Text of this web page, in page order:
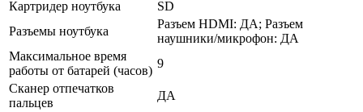
Картридер ноутбука
SD
Разъемы ноутбука
Разъем HDMI: ДА; Разъем
наушники/­микрофон: ДА
Максимальное время
работы от батарей (часов)
9
Сканер отпечатков
пальцев
ДА